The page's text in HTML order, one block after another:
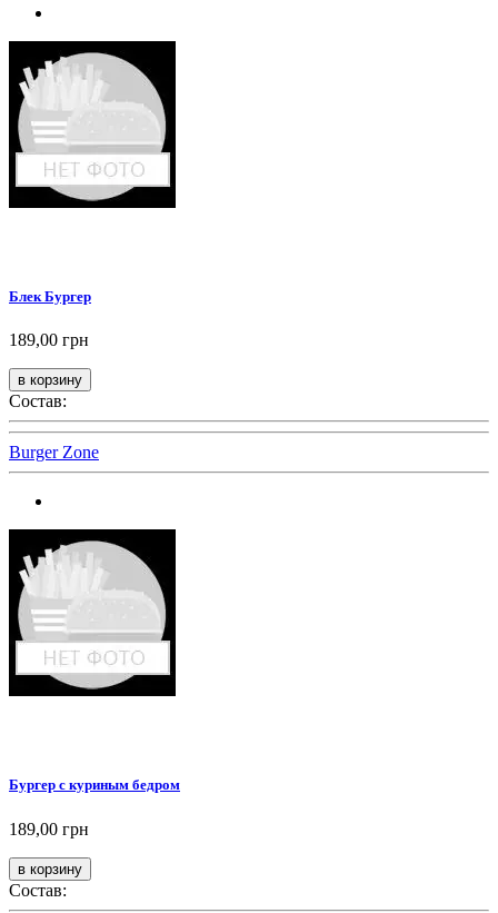
Блек Бургер
189,00 грн
Состав:
Burger Zone
Бургер с куриным бедром
189,00 грн
Состав: